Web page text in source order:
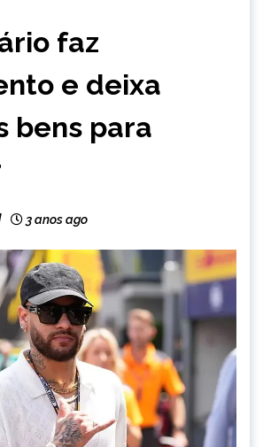
faz
e deixa
bens para
3 anos ago